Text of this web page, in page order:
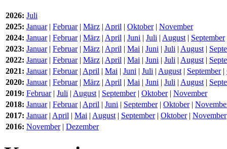
2026: Juli
2025: Januar| Februar| März | April | Oktober| November
2024: Januar| Februar| März | April | Juni | Juli | August | September
2023: Januar| Februar| März | April | Mai | Juni | Juli | August |
2022: Januar| Februar| März | April | Mai | Juni | Juli | August |
2021: Januar| Februar| April | Mai | Juni | Juli | August | September|
2020: Januar| Februar| März | April | Mai | Juni | Juli | August |
2019: Februar| Juli | August | September| Oktober| November
2018: Januar| Februar| April | Juni | September| Oktober|
2017: Januar| April | Mai | August | September| Oktober| November
2016: November| Dezember